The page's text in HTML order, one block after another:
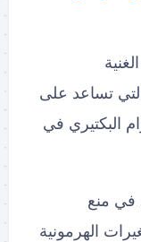
التي تساعد على
البكتيري في
في منع
الهرمونية